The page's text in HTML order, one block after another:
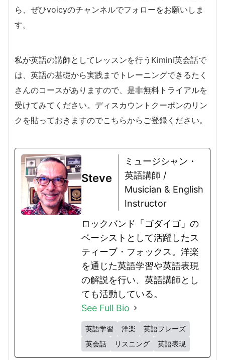
ら、ぜひvoicyのチャンネルでフォローをお願いしま
す。
私が英語の講師としてレッスンを行うKimini英会話で
は、英語の基礎から実践までトレーニングできるたく
さんのコースがありますので、是非無料トライアルを
受けてみてください。ディスカウントクーポンのリン
クを貼っておきますのでこちらからご登録ください。
Steve
ミュージシャン・
英語講師 /
Musician & English
Instructor
ロックバンド「ゴダイゴ」の
ベーシストとして活躍したス
ティーブ・フォックス。洋楽
を通じた英語学習や英語表現
の解説を行い、英語講師とし
ても活動している。
See Full Bio
英語学習 洋楽
英語フレーズ
英会話
リスニング 英語表現